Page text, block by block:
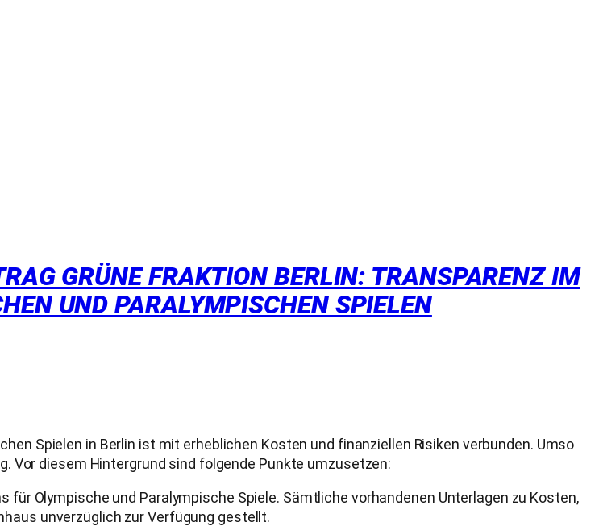
GRÜNE FRAKTION BERLIN: TRANSPARENZ IM
UND PARALYMPISCHEN SPIELEN
Spielen in Berlin ist mit erheblichen Kosten und finanziellen Risiken verbunden. Umso
Vor diesem Hintergrund sind folgende Punkte umzusetzen:
Olympische und Paralympische Spiele. Sämtliche vorhandenen Unterlagen zu Kosten,
unverzüglich zur Verfügung gestellt.